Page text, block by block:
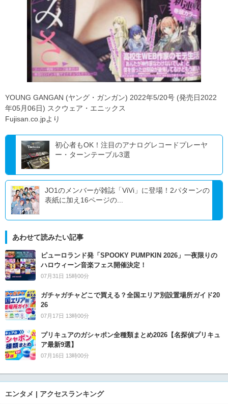
YOUNG GANGAN (ヤング・ガンガン) 2022年5/20号 (発売日2022
年05月06日) スクウェア・エニックス
Fujisan.co.jpより
初心者もOK！注目のアナログレコードプレーヤ
ー・ターンテーブル3選
JO1のメンバーが雑誌「ViVi」に登場！2パターンの
表紙に加え16ページの...
あわせて読みたい記事
ピューロランド発「SPOOKY PUMPKIN 2026」一夜限りの
ハロウィーン音楽フェス開催決定！
07月31日 15時00分
ガチャガチャどこで買える？全国エリア別設置場所ガイド20
26
07月17日 13時00分
プリキュアのガシャポン全種類まとめ2026【名探偵プリキュ
ア最新9選】
07月16日 13時00分
エンタメ | アクセスランキング